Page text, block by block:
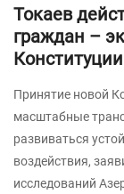
Токаев
граждан –
Конституции
Принятие новой
масштабные
развиваться
воздействия,
исследований